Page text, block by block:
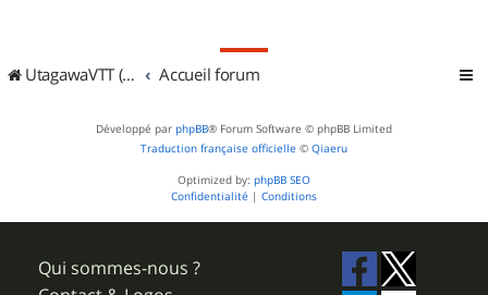
UtagawaVTT (Randos VTT et VTTAE avec traces GPS) Accueil forum
Développé par phpBB® Forum Software © phpBB Limited
Traduction française officielle © Qiaeru
Optimized by: phpBB SEO
Confidentialité | Conditions
Qui sommes-nous ?